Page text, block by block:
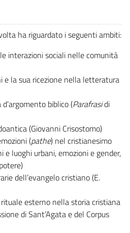
ha riguardato i seguenti ambiti:
interazioni sociali nelle comunità
e la sua ricezione nella letteratura
biblico (Parafrasidi
(Giovanni Crisostomo)
(pathe) nel cristianesimo
e luoghi urbani, emozioni e gender,
dell’evangelo cristiano (E.
esterno nella storia cristiana
di Sant’Agata e del Corpus